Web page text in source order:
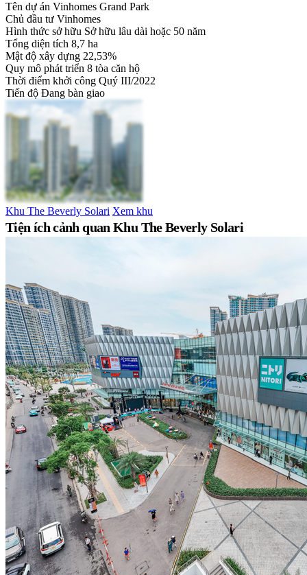
Tên dự án Vinhomes Grand Park
Chủ đầu tư Vinhomes
Hình thức sở hữu Sở hữu lâu dài hoặc 50 năm
Tổng diện tích 8,7 ha
Mật độ xây dựng 22,53%
Quy mô phát triển 8 tòa căn hộ
Thời điểm khởi công Quý III/2022
Tiến độ Đang bàn giao
Khu The Beverly Solari Xem khu
Tiện ích cảnh quan Khu The Beverly Solari